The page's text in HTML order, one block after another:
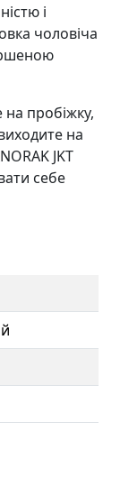
і
чоловіча
пробіжку,
на
JKT
себе